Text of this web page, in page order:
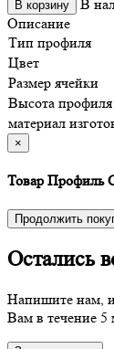
В корзину
В
Описание
Тип профиля
Цвет
Размер ячейки
Высота профиля
материал
×
Товар Профиль
Продолжить
Остались
Напишите нам,
Вам в течение 5